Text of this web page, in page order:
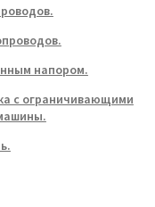
напором.
с ограничивающими